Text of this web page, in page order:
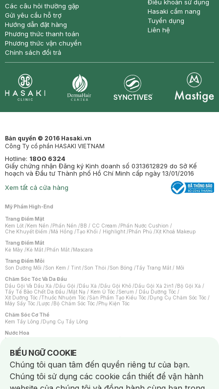
Các câu hỏi thường gặp
Gửi yêu cầu hỗ trợ
Hướng dẫn đặt hàng
Phương thức thanh toán
Phương thức vận chuyển
Chính sách đổi trả
Điều khoản sử dụng
Hasaki cẩm nang
Tuyển dụng
Liên hệ
Bản quyền © 2016 Hasaki.vn
Công Ty cổ phần HASAKI VIETNAM
Hotline: 1800 6324
Giấy chứng nhận Đăng ký Kinh doanh số 0313612829 do Sở Kế
hoạch và Đầu tư Thành phố Hồ Chí Minh cấp ngày 13/01/2016
Xem tất cả cửa hàng
Mỹ Phẩm High-End
Trang Điểm Mặt
Kem Lót /Kem Nền /Phấn Nền /BB / CC Cream /Phấn Nước Cushion /
Che Khuyết Điểm /Má Hồng /Tạo Khối / Highlight /Phấn Phủ /Xịt Khoá Makeup
Trang Điểm Mắt
Kẻ Mày /Kẻ Mắt /Phấn Mắt /Mascara
Trang Điểm Môi
Son Dưỡng Môi /Son Kem / Tint /Son Thỏi /Son Bóng /Tẩy Trang Mắt / Môi
Chăm Sóc Tóc Và Da Đầu
Dầu Gội Và Dầu Xả /Dầu Gội /Dầu Xả /Dầu Gội Khô /Dầu Gội Xả 2in1 /Bộ Gội Xả /
Tẩy Tế Bào Chết Da Đầu /Mặt Nạ / Kem Ủ Tóc /Serum / Dầu Dưỡng Tóc /
Xịt Dưỡng Tóc /Thuốc Nhuộm Tóc /Sản Phẩm Tạo Kiểu Tóc /Dụng Cụ Chăm Sóc Tóc /
Máy Sấy Tóc /Lược /Bộ Chăm Sóc Tóc /Phụ Kiện Tóc
Chăm Sóc Cơ Thể
Kem Tẩy Lông /Dụng Cụ Tẩy Lông
Nước Hoa
Nước Hoa Nữ
Chăm Sóc Cá Nhân
Chống Muỗi /Khẩu Trang /Máy Massage/Mặt Nạ Xông Hơi /Nước Rửa Tay/
Sản Phẩm Chăm Sóc Khác /Bàn Chải Đánh Răng /Bàn Chải Điện/
Hỗ Trợ Trắng Răng/Kem Đánh Răng /Máy Tăm Nước/ Nước Súc Miệng/
Tăm / Chỉ Nha Khoa/ Xịt Thơm Miệng / Dung Dịch Vệ Sinh/Dưỡng Vùng Kín/
Khăn Ướt Vệ Sinh Vùng Kín/Băng Vệ Sinh/Tampon/Bọt Cạo Râu /Dao Cạo Râu/
BIỂU NGỮ COOKIE
Notice about cookies usage
Chúng tôi quan tâm đến quyền riêng tư của bạn.
Chúng tôi sử dụng các cookie cần thiết để vận hành